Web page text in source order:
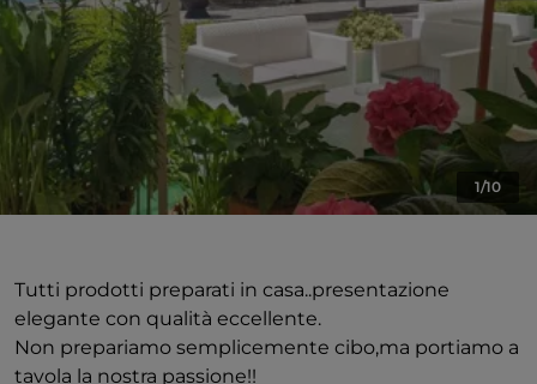
1/10
Tutti prodotti preparati in casa..presentazione
elegante con qualità eccellente.
Non prepariamo semplicemente cibo,ma portiamo a
tavola la nostra passione!!